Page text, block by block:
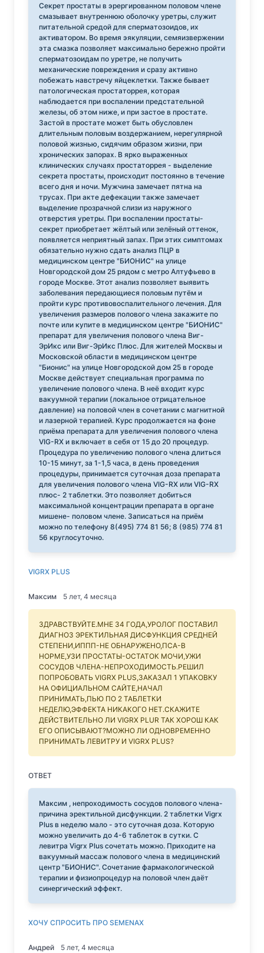
Секрет простаты в эрергированном половом члене
смазывает внутреннюю оболочку уретры, служит
питательной средой для сперматозоидов, их
активатором. Во время эякуляции, семяизвержении
эта смазка позволяет максимально бережно пройти
сперматозоидам по уретре, не получить
механические повреждения и сразу активно
побежать навстречу яйцеклетки. Также бывает
патологическая простаторрея, которая
наблюдается при воспалении предстательной
железы, об этом ниже, и при застое в простате.
Застой в простате может быть обусловлен
длительным половым воздержанием, нерегулярной
половой жизнью, сидячим образом жизни, при
хронических запорах. В ярко выраженных
клинических случаях простаторрея - выделение
секрета простаты, происходит постоянно в течение
всего дня и ночи. Мужчина замечает пятна на
трусах. При акте дефекации также замечает
выделение прозрачной слизи из наружного
отверстия уретры. При воспалении простаты-
секрет приобретает жёлтый или зелёный оттенок,
появляется неприятный запах. При этих симптомах
обязательно нужно сдать анализ ПЦР в
медицинском центре "БИОНИС" на улице
Новгородской дом 25 рядом с метро Алтуфьево в
городе Москве. Этот анализ позволяет выявить
заболевания передающиеся половым путём и
пройти курс противовоспалительного лечения. Для
увеличения размеров полового члена закажите по
почте или купите в медицинском центре "БИОНИС"
препарат для увеличения полового члена Виг-
ЭрИкс или Виг-ЭрИкс Плюс. Для жителей Москвы и
Московской области в медицинском центре
"Бионис" на улице Новгородской дом 25 в городе
Москве действует специальная программа по
увеличение полового члена. В неё входит курс
вакуумной терапии (локальное отрицательное
давление) на половой член в сочетании с магнитной
и лазерной терапией. Курс продолжается на фоне
приёма препарата для увеличения полового члена
VIG-RX и включает в себя от 15 до 20 процедур.
Процедура по увеличению полового члена длиться
10-15 минут, за 1-1,5 часа, в день проведения
процедуры, принимается суточная доза препарата
для увеличения полового члена VIG-RX или VIG-RX
плюс- 2 таблетки. Это позволяет добиться
максимальной концентрации препарата в органе
мишене- половом члене. Записаться на приём
можно по телефону 8(495) 774 81 56; 8 (985) 774 81
56 круглосуточно.
VIGRX PLUS
Максим 5 лет, 4 месяца
ЗДРАВСТВУЙТЕ.МНЕ 34 ГОДА,УРОЛОГ ПОСТАВИЛ
ДИАГНОЗ ЭРЕКТИЛЬНАЯ ДИСФУНКЦИЯ СРЕДНЕЙ
СТЕПЕНИ,ИППП-НЕ ОБНАРУЖЕНО,ПСА-В
НОРМЕ,УЗИ ПРОСТАТЫ-ОСТАТОК МОЧИ,УЖИ
СОСУДОВ ЧЛЕНА-НЕПРОХОДИМОСТЬ.РЕШИЛ
ПОПРОБОВАТЬ VIGRX PLUS,ЗАКАЗАЛ 1 УПАКОВКУ
НА ОФИЦИАЛЬНОМ САЙТЕ,НАЧАЛ
ПРИНИМАТЬ,ПЬЮ ПО 2 ТАБЛЕТКИ
НЕДЕЛЮ,ЭФФЕКТА НИКАКОГО НЕТ.СКАЖИТЕ
ДЕЙСТВИТЕЛЬНО ЛИ VIGRX PLUR ТАК ХОРОШ КАК
ЕГО ОПИСЫВАЮТ?МОЖНО ЛИ ОДНОВРЕМЕННО
ПРИНИМАТЬ ЛЕВИТРУ И VIGRX PLUS?
ОТВЕТ
Максим , непроходимость сосудов полового члена-
причина эректильной дисфункции. 2 таблетки Vigrx
Plus в неделю мало - это суточная доза. Которую
можно увеличить до 4-6 таблеток в сутки. С
левитра Vigrx Plus сочетать можно. Приходите на
вакуумный массаж полового члена в медицинский
центр "БИОНИС". Сочетание фармакологической
терапии и физиопроцедур на половой член даёт
синергический эффект.
ХОЧУ СПРОСИТЬ ПРО SEMENAX
Андрей 5 лет, 4 месяца